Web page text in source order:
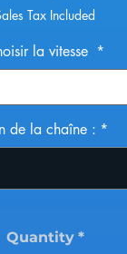
Tax Included
la vitesse *
de la chaîne : *
Quantity *